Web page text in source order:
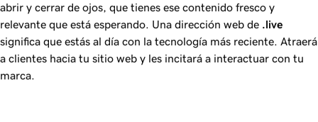
abrir y cerrar de ojos, que tienes ese contenido fresco y
relevante que está esperando. Una dirección web de .live
significa que estás al día con la tecnología más reciente. Atraerá
a clientes hacia tu sitio web y les incitará a interactuar con tu
marca.